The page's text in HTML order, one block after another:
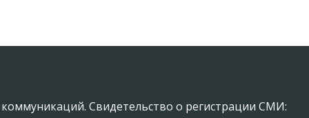
Свидетельство о регистрации СМИ: